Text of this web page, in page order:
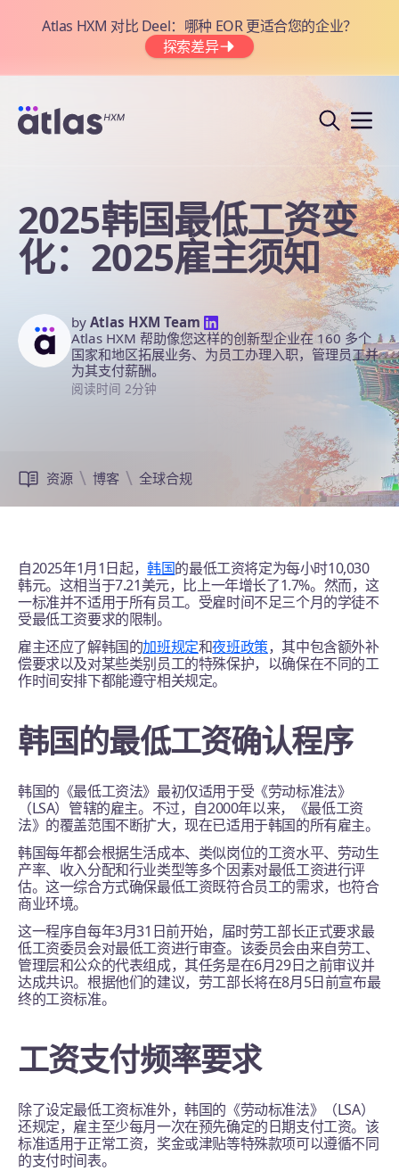
Atlas HXM 对比 Deel：哪种 EOR 更适合您的企业？
探索差异
2025韩国最低工资变
化：2025雇主须知
by Atlas HXM Team
Atlas HXM 帮助像您这样的创新型企业在 160 多个
国家和地区拓展业务、为员工办理入职，管理员工并
为其支付薪酬。
阅读时间 2分钟
资源 博客 全球合规
自2025年1月1日起，韩国的最低工资将定为每小时10,030
韩元。这相当于7.21美元，比上一年增长了1.7%。然而，这
一标准并不适用于所有员工。受雇时间不足三个月的学徒不
受最低工资要求的限制。
雇主还应了解韩国的加班规定和夜班政策，其中包含额外补
偿要求以及对某些类别员工的特殊保护，以确保在不同的工
作时间安排下都能遵守相关规定。
韩国的最低工资确认程序
韩国的《最低工资法》最初仅适用于受《劳动标准法》
（LSA）管辖的雇主。不过，自2000年以来，《最低工资
法》的覆盖范围不断扩大，现在已适用于韩国的所有雇主。
韩国每年都会根据生活成本、类似岗位的工资水平、劳动生
产率、收入分配和行业类型等多个因素对最低工资进行评
估。这一综合方式确保最低工资既符合员工的需求，也符合
商业环境。
这一程序自每年3月31日前开始，届时劳工部长正式要求最
低工资委员会对最低工资进行审查。该委员会由来自劳工、
管理层和公众的代表组成，其任务是在6月29日之前审议并
达成共识。根据他们的建议，劳工部长将在8月5日前宣布最
终的工资标准。
工资支付频率要求
除了设定最低工资标准外，韩国的《劳动标准法》（LSA）
还规定，雇主至少每月一次在预先确定的日期支付工资。该
标准适用于正常工资，奖金或津贴等特殊款项可以遵循不同
的支付时间表。